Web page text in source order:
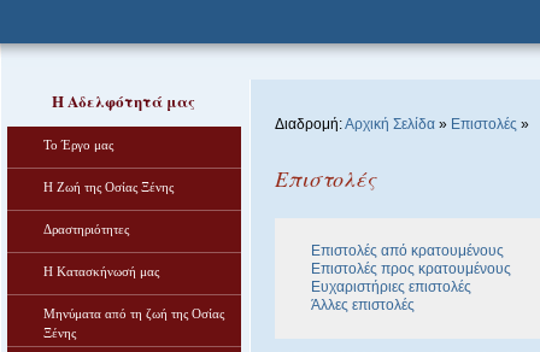
Η Αδελφότητά μας
Το Έργο μας
Η Ζωή της Οσίας Ξένης
Δραστηριότητες
Η Κατασκήνωσή μας
Μηνύματα από τη ζωή της Οσίας
Ξένης
Διαδρομή:Αρχική Σελίδα » Επιστολές »
Επιστολές
Επιστολές από κρατουμένους
Επιστολές προς κρατουμένους
Ευχαριστήριες επιστολές
Άλλες επιστολές